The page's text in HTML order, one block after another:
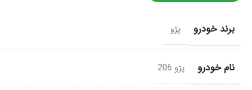
برند خودرو پژو
نام خودرو پژو 206